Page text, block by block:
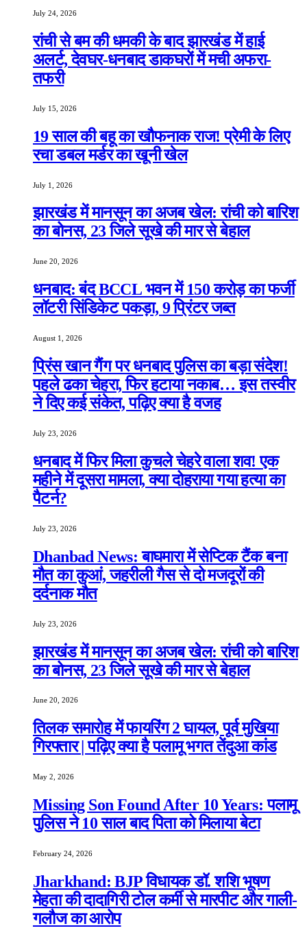
July 24, 2026
रांची से बम की धमकी के बाद झारखंड में हाई
अलर्ट, देवघर-धनबाद डाकघरों में मची अफरा-
तफरी
July 15, 2026
19 साल की बहू का खौफनाक राज! प्रेमी के लिए
रचा डबल मर्डर का खूनी खेल
July 1, 2026
झारखंड में मानसून का अजब खेल: रांची को बारिश
का बोनस, 23 जिले सूखे की मार से बेहाल
June 20, 2026
धनबाद: बंद BCCL भवन में 150 करोड़ का फर्जी
लॉटरी सिंडिकेट पकड़ा, 9 प्रिंटर जब्त
August 1, 2026
प्रिंस खान गैंग पर धनबाद पुलिस का बड़ा संदेश!
पहले ढका चेहरा, फिर हटाया नकाब… इस तस्वीर
ने दिए कई संकेत, पढ़िए क्या है वजह
July 23, 2026
धनबाद में फिर मिला कुचले चेहरे वाला शव! एक
महीने में दूसरा मामला, क्या दोहराया गया हत्या का
पैटर्न?
July 23, 2026
Dhanbad News: बाघमारा में सेप्टिक टैंक बना
मौत का कुआं, जहरीली गैस से दो मजदूरों की
दर्दनाक मौत
July 23, 2026
झारखंड में मानसून का अजब खेल: रांची को बारिश
का बोनस, 23 जिले सूखे की मार से बेहाल
June 20, 2026
तिलक समारोह में फायरिंग 2 घायल, पूर्व मुखिया
गिरफ्तार | पढ़िए क्या है पलामू भगत तेंदुआ कांड
May 2, 2026
Missing Son Found After 10 Years: पलामू
पुलिस ने 10 साल बाद पिता को मिलाया बेटा
February 24, 2026
Jharkhand: BJP विधायक डॉ. शशि भूषण
मेहता की दादागिरी टोल कर्मी से मारपीट और गाली-
गलौज का आरोप